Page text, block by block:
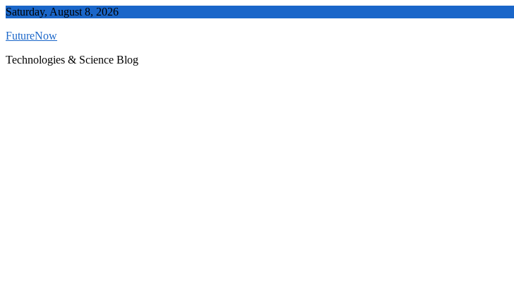
Skip
content
Saturday, August 8, 2026
FutureNow
Technologies & Science Blog